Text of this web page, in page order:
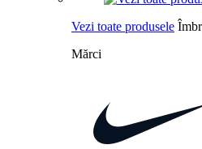
Vezi toate produsele
Mărci